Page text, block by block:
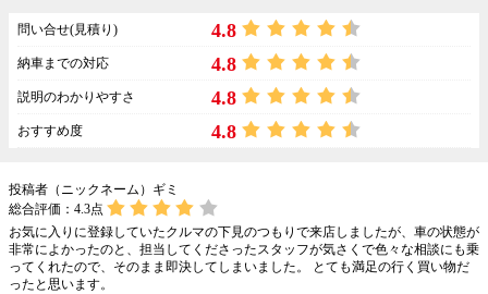
問い合せ(見積り) 4.8
納車までの対応 4.8
説明のわかりやすさ 4.8
おすすめ度 4.8
投稿者（ニックネーム）ギミ
総合評価： 4.3点
お気に入りに登録していたクルマの下見のつもりで来店しましたが、車の状態が
非常によかったのと、担当してくださったスタッフが気さくで色々な相談にも乗
ってくれたので、そのまま即決してしまいました。 とても満足の行く買い物だ
ったと思います。